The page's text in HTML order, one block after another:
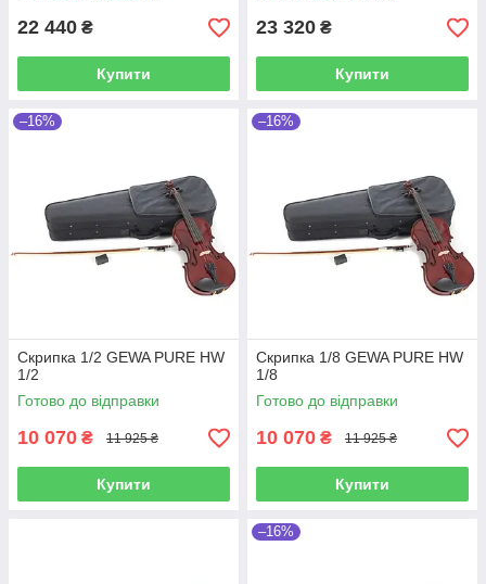
22 440 ₴
Купити
23 320 ₴
Купити
–16%
Скрипка 1/2 GEWA PURE HW
1/2
Готово до відправки
10 070 ₴ 11 925 ₴
Купити
–16%
Скрипка 1/8 GEWA PURE HW
1/8
Готово до відправки
10 070 ₴ 11 925 ₴
Купити
–16%